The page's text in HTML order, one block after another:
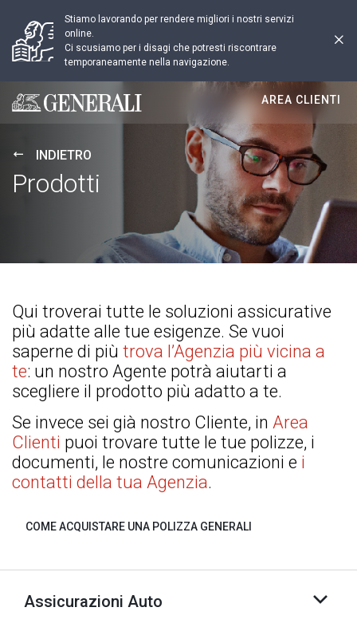
Stiamo lavorando per rendere migliori i nostri servizi
online.
Ci scusiamo per i disagi che potresti riscontrare
temporaneamente nella navigazione.
Generali logo
AREA CLIENTI
INDIETRO
Prodotti
Qui troverai tutte le soluzioni assicurative
più adatte alle tue esigenze. Se vuoi
saperne di più trova l’Agenzia più vicina a
te: un nostro Agente potrà aiutarti a
scegliere il prodotto più adatto a te.
Se invece sei già nostro Cliente, in Area
Clienti puoi trovare tutte le tue polizze, i
documenti, le nostre comunicazioni e i
contatti della tua Agenzia.
COME ACQUISTARE UNA POLIZZA GENERALI
Assicurazioni Auto